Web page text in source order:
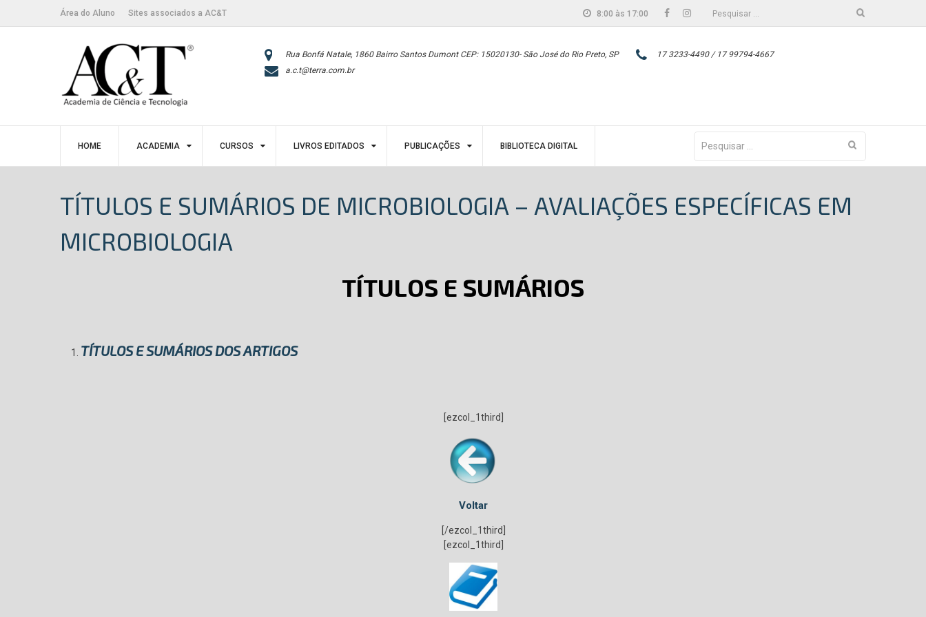
Área do Aluno Sites associados a AC&T 8:00 às 17:00 FacebookInstagram
Pesquisar
Rua Bonfá Natale, 1860 Bairro Santos Dumont CEP: 15020130- São José do Rio Preto, SP
17 3233-4490 / 17 99794-4667
a.c.t@terra.com.br
HOME ACADEMIA CURSOS LIVROS EDITADOS PUBLICAÇÕES BIBLIOTECA DIGITAL
por:
TÍTULOS E SUMÁRIOS DE MICROBIOLOGIA – AVALIAÇÕES ESPECÍFICAS EM
MICROBIOLOGIA
TÍTULOS E SUMÁRIOS
TÍTULOS E SUMÁRIOS DOS ARTIGOS
[ezcol_1third]
Voltar
[/ezcol_1third]
[ezcol_1third]